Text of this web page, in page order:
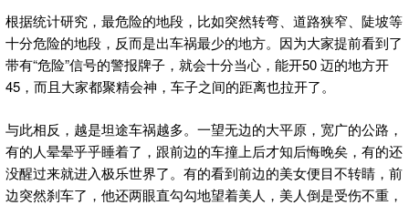
根据统计研究，最危险的地段，比如突然转弯、道路狭窄、陡坡等
十分危险的地段，反而是出车祸最少的地方。因为大家提前看到了
带有“危险”信号的警报牌子，就会十分当心，能开50 迈的地方开
45，而且大家都聚精会神，车子之间的距离也拉开了。
与此相反，越是坦途车祸越多。一望无边的大平原，宽广的公路，
有的人晕晕乎乎睡着了，跟前边的车撞上后才知后悔晚矣，有的还
没醒过来就进入极乐世界了。有的看到前边的美女便目不转睛，前
边突然刹车了，他还两眼直勾勾地望着美人，美人倒是受伤不重，